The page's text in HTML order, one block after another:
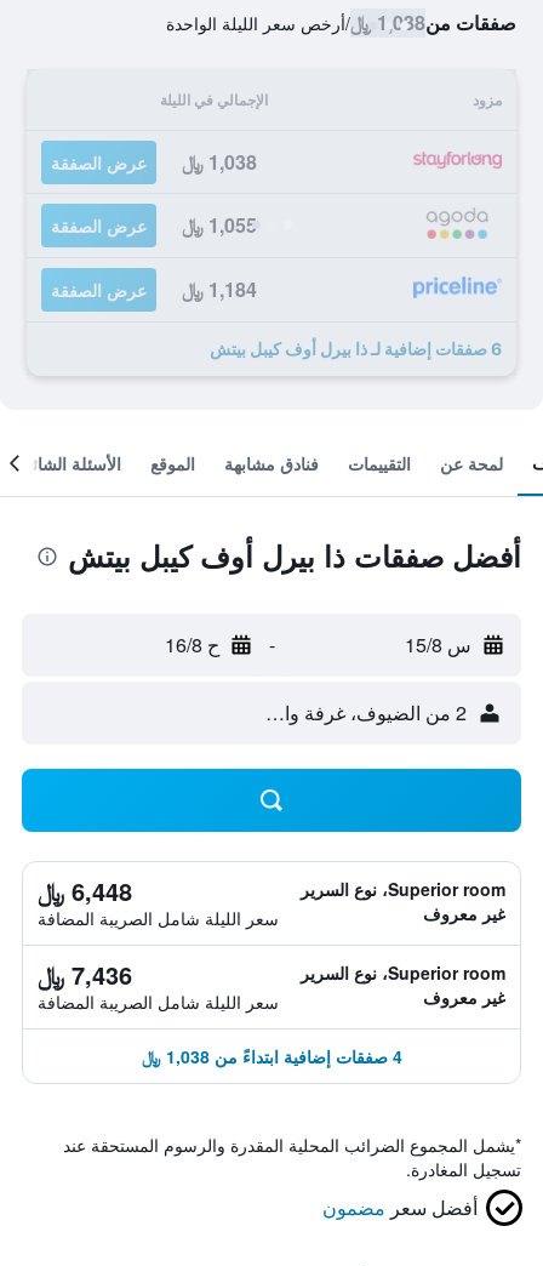
صفقات من1,038 ﷼ /أرخص سعر الليلة الواحدة
مزود الإجمالي في الليلة
1,038 ﷼ عرض الصفقة
1,055 ﷼ عرض الصفقة
1,184 ﷼ عرض الصفقة
6 صفقات إضافية لـ ذا بيرل أوف كيبل بيتش
لمحة عن التقييمات فنادق مشابهة الموقع الأسئلة الشائعة
أفضل صفقات ذا بيرل أوف كيبل بيتش
س 15/8 - ح 16/8
2 من الضيوف، غرفة واحدة
Superior room، نوع السرير
غير معروف
6,448 ﷼
سعر الليلة شامل الصريبة المضافة
Superior room، نوع السرير
غير معروف
7,436 ﷼
سعر الليلة شامل الصريبة المضافة
4 صفقات إضافية ابتداءً من 1,038 ﷼
*يشمل المجموع الضرائب المحلية المقدرة والرسوم المستحقة عند
تسجيل المغادرة.
أفضل سعر مضمون